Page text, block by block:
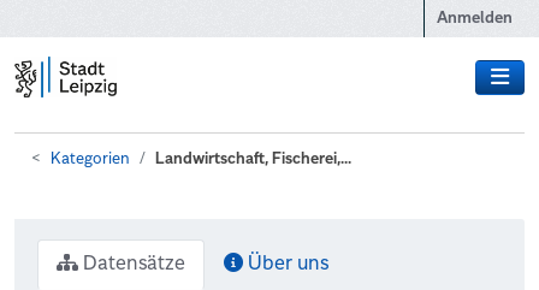
Anmelden
Kategorien Landwirtschaft, Fischerei,...
Datensätze Über uns